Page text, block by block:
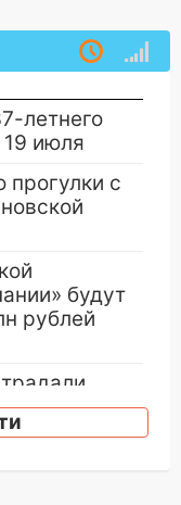
летнего
июля
прогулки с
будут
рублей
и
в